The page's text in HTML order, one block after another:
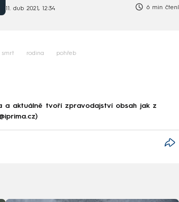
11. dub 2021, 12:34 6 min čtení
smrt rodina pohřeb
a aktuálně tvoří zpravodajství obsah jak z